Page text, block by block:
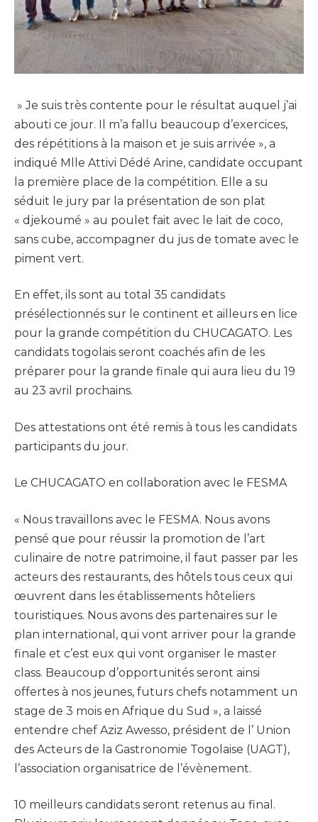
» Je suis très contente pour le résultat auquel j’ai
abouti ce jour. Il m’a fallu beaucoup d’exercices,
des répétitions à la maison et je suis arrivée », a
indiqué Mlle Attivi Dédé Arine, candidate occupant
la première place de la compétition. Elle a su
séduit le jury par la présentation de son plat
« djekoumé » au poulet fait avec le lait de coco,
sans cube, accompagner du jus de tomate avec le
piment vert.
En effet, ils sont au total 35 candidats
présélectionnés sur le continent et ailleurs en lice
pour la grande compétition du CHUCAGATO. Les
candidats togolais seront coachés afin de les
préparer pour la grande finale qui aura lieu du 19
au 23 avril prochains.
Des attestations ont été remis à tous les candidats
participants du jour.
Le CHUCAGATO en collaboration avec le FESMA
« Nous travaillons avec le FESMA. Nous avons
pensé que pour réussir la promotion de l’art
culinaire de notre patrimoine, il faut passer par les
acteurs des restaurants, des hôtels tous ceux qui
œuvrent dans les établissements hôteliers
touristiques. Nous avons des partenaires sur le
plan international, qui vont arriver pour la grande
finale et c’est eux qui vont organiser le master
class. Beaucoup d’opportunités seront ainsi
offertes à nos jeunes, futurs chefs notamment un
stage de 3 mois en Afrique du Sud », a laissé
entendre chef Aziz Awesso, président de l’ Union
des Acteurs de la Gastronomie Togolaise (UAGT),
l’association organisatrice de l’évènement.
10 meilleurs candidats seront retenus au final.